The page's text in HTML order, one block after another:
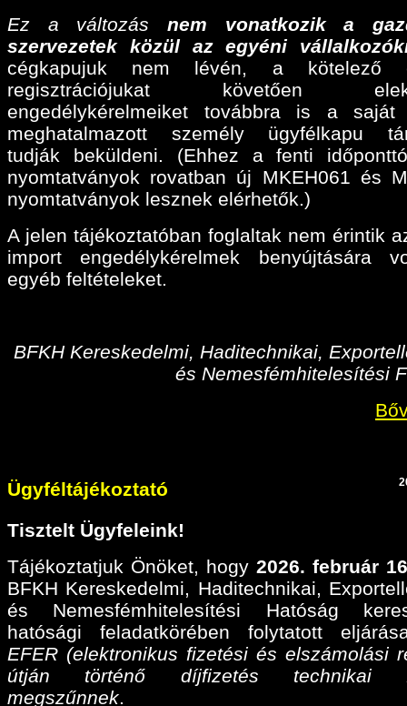
Ez a változás nem vonatkozik a
szervezetek közül az egyéni
cégkapujuk nem lévén, a kötelező
regisztrációjukat követően
engedélykérelmeiket továbbra is a
meghatalmazott személy ügyfélkapu
tudják beküldeni. (Ehhez a fenti
nyomtatványok rovatban új MKEH061 és
nyomtatványok lesznek elérhetők.)
A jelen tájékoztatóban foglaltak nem érintik
import engedélykérelmek benyújtására
egyéb feltételeket.
BFKH Kereskedelmi, Haditechnikai,
és Nemesfémhitelesítési
Ügyféltájékoztató
Tisztelt Ügyfeleink!
Tájékoztatjuk Önöket, hogy 2026. február
BFKH Kereskedelmi, Haditechnikai,
és Nemesfémhitelesítési Hatóság
hatósági feladatkörében folytatott
EFER (elektronikus fizetési és elszámolási
útján történő díjfizetés technikai
megszűnnek.